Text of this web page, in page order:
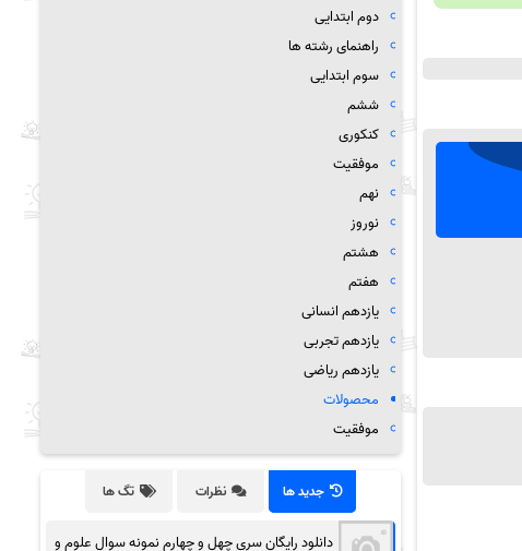
دوم ابتدایی
راهنمای رشته ها
سوم ابتدایی
ششم
کنکوری
موفقیت
نهم
نوروز
هشتم
هفتم
یازدهم انسانی
یازدهم تجربی
یازدهم ریاضی
محصولات
موفقیت
جدید ها نظرات تگ ها
دانلود رایگان سری چهل و چهارم نمونه سوال علوم و